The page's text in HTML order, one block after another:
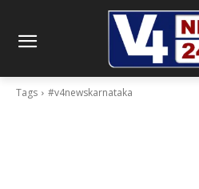
Tags #v4newskarnataka